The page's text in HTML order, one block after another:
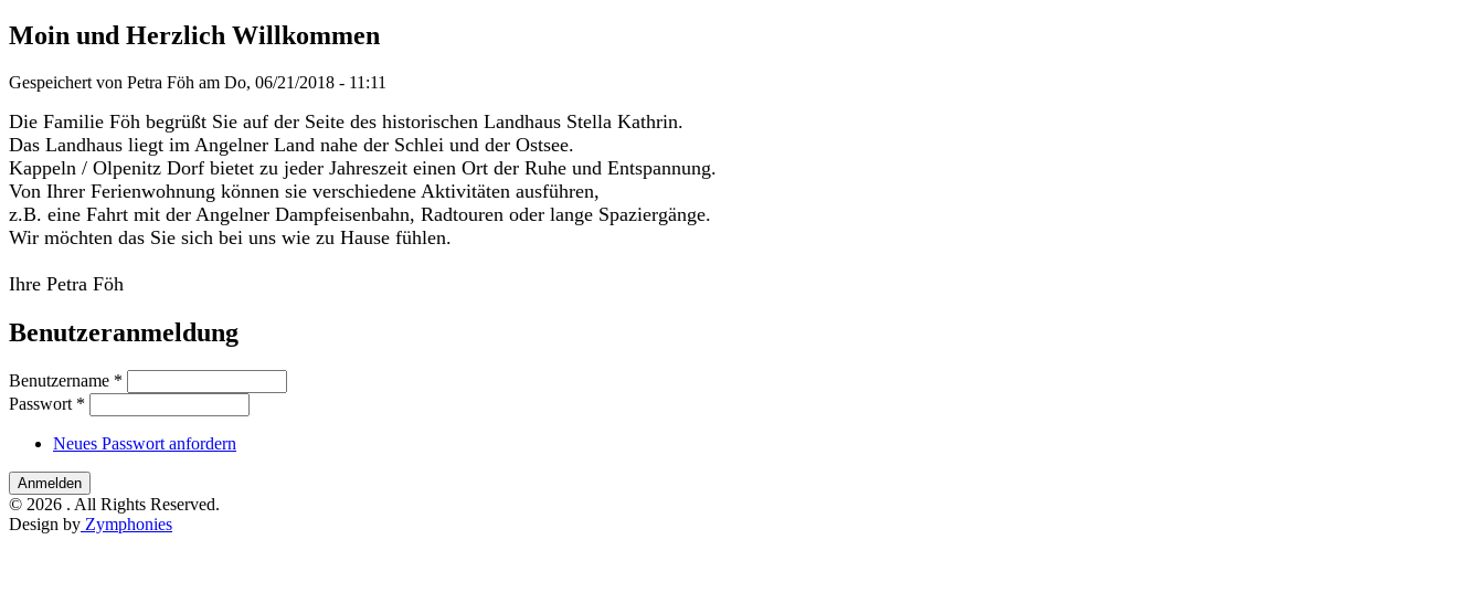
Moin und Herzlich Willkommen
Gespeichert von Petra Föh am Do, 06/21/2018 - 11:11
Die Familie Föh begrüßt Sie auf der Seite des historischen Landhaus Stella Kathrin.
Das Landhaus liegt im Angelner Land nahe der Schlei und der Ostsee.
Kappeln / Olpenitz Dorf bietet zu jeder Jahreszeit einen Ort der Ruhe und Entspannung.
Von Ihrer Ferienwohnung können sie verschiedene Aktivitäten ausführen,
z.B. eine Fahrt mit der Angelner Dampfeisenbahn, Radtouren oder lange Spaziergänge.
Wir möchten das Sie sich bei uns wie zu Hause fühlen.
Ihre Petra Föh
Benutzeranmeldung
Benutzername *
Passwort *
Neues Passwort anfordern
© 2026 . All Rights Reserved.
Design by Zymphonies